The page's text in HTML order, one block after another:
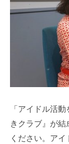
「アイドル活
きクラブ』が
ください。ア